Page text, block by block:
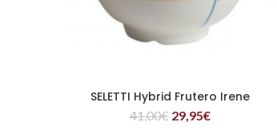
LEER MÁS
SELETTI Hybrid Frutero Irene
41,00€ 29,95€